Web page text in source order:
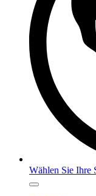
Wählen Sie Ihre